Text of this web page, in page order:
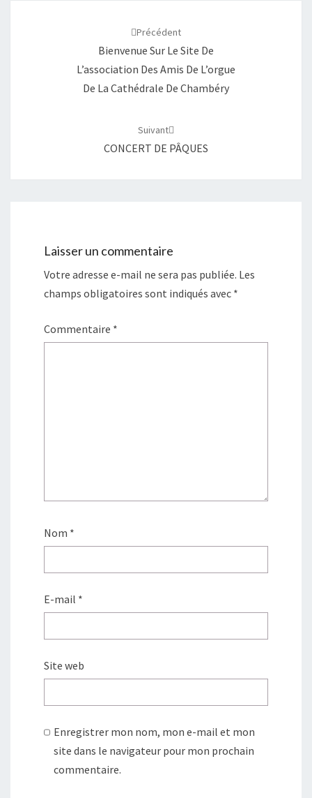
Précédent
Bienvenue Sur Le Site De
L’association Des Amis De L’orgue
De La Cathédrale De Chambéry
Suivant
CONCERT DE PÂQUES
Laisser un commentaire
Votre adresse e-mail ne sera pas publiée. Les
champs obligatoires sont indiqués avec *
Commentaire *
Nom *
E-mail *
Site web
Enregistrer mon nom, mon e-mail et mon
site dans le navigateur pour mon prochain
commentaire.